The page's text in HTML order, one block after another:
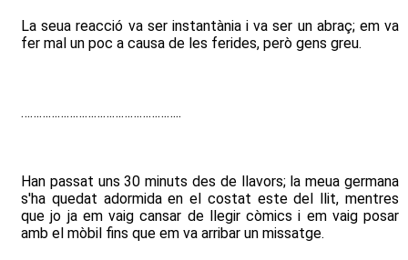
La seua reacció va ser instantània i va ser un abraç; em va
fer mal un poc a causa de les ferides, però gens greu.
……………………………………………..
Han passat uns 30 minuts des de llavors; la meua germana
s'ha quedat adormida en el costat este del llit, mentres
que jo ja em vaig cansar de llegir còmics i em vaig posar
amb el mòbil fins que em va arribar un missatge.